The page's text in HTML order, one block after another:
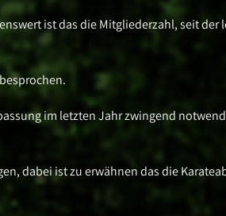
ist das die Mitgliederzahl, seit der
im letzten Jahr zwingend
dabei ist zu erwähnen das die